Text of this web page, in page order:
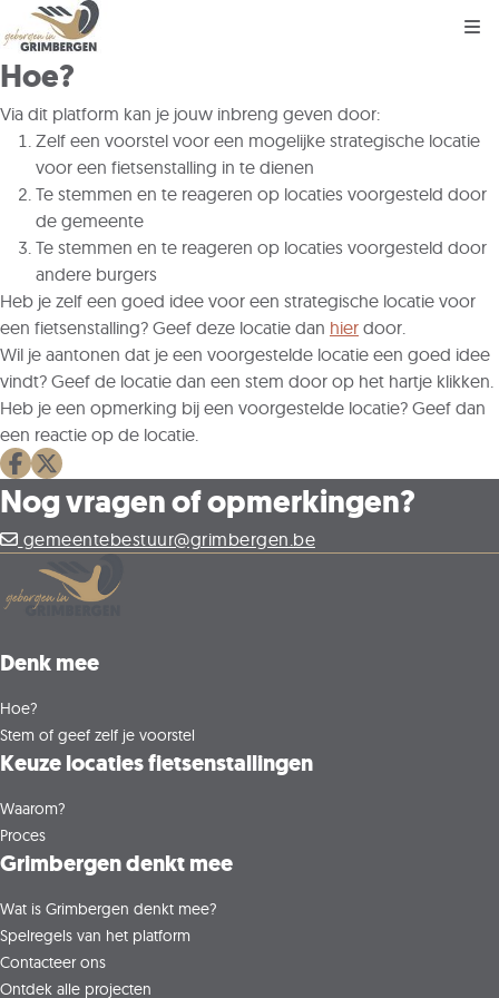
Hoe?
Via dit platform kan je jouw inbreng geven door:
Zelf een voorstel voor een mogelijke strategische locatie
voor een fietsenstalling in te dienen
Te stemmen en te reageren op locaties voorgesteld door
de gemeente
Te stemmen en te reageren op locaties voorgesteld door
andere burgers
Heb je zelf een goed idee voor een strategische locatie voor
een fietsenstalling? Geef deze locatie dan hier door.
Wil je aantonen dat je een voorgestelde locatie een goed idee
vindt? Geef de locatie dan een stem door op het hartje klikken.
Heb je een opmerking bij een voorgestelde locatie? Geef dan
een reactie op de locatie.
Deel op facebook
Deel op X
Nog vragen of opmerkingen?
gemeentebestuur@grimbergen.be
Denk mee
Hoe?
Stem of geef zelf je voorstel
Keuze locaties fietsenstallingen
Waarom?
Proces
Grimbergen denkt mee
Wat is Grimbergen denkt mee?
Spelregels van het platform
Contacteer ons
Ontdek alle projecten